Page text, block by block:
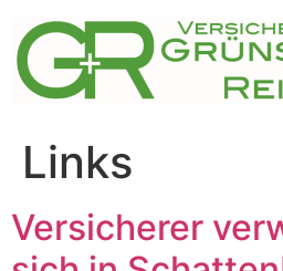
Inhalt
springen
Links
Versicherer